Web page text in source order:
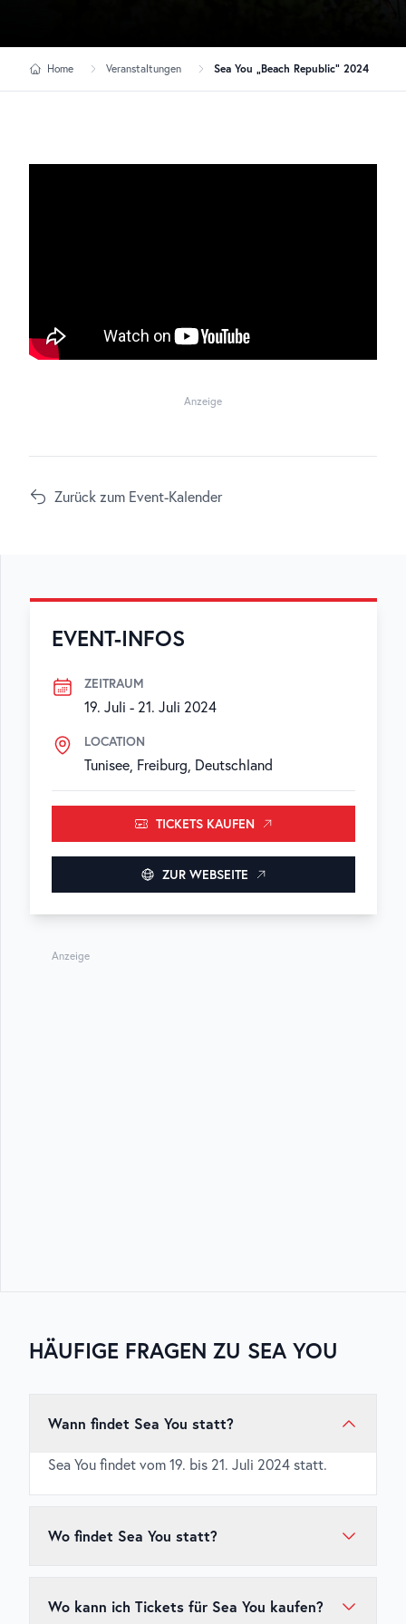
Home Veranstaltungen Sea You „Beach Republic“ 2024
Anzeige
Zurück zum Event-Kalender
EVENT-INFOS
ZEITRAUM
19. Juli - 21. Juli 2024
LOCATION
Tunisee, Freiburg, Deutschland
TICKETS KAUFEN
ZUR WEBSEITE
Anzeige
HÄUFIGE FRAGEN ZU SEA YOU
Wann findet Sea You statt?
Sea You findet vom 19. bis 21. Juli 2024 statt.
Wo findet Sea You statt?
statt.
Wo kann ich Tickets für Sea You kaufen?